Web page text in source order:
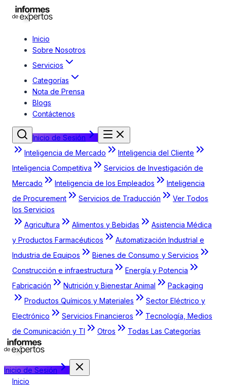
Inicio
Sobre Nosotros
Servicios
Categorías
Nota de Prensa
Blogs
Contáctenos
Inicio de Sesión
Inteligencia de Mercado
Inteligencia del Cliente
Inteligencia Competitiva
Servicios de Investigación de
Mercado
Inteligencia de los Empleados
Inteligencia
de Procurement
Servicios de Traducción
Ver Todos
los Servicios
Agricultura
Alimentos y Bebidas
Asistencia Médica
y Productos Farmacéuticos
Automatización Industrial e
Industria de Equipos
Bienes de Consumo y Servicios
Construcción e infraestructura
Energía y Potencia
Fabricación
Nutrición y Bienestar Animal
Packaging
Productos Químicos y Materiales
Sector Eléctrico y
Electrónico
Servicios Financieros
Tecnología, Medios
de Comunicación y TI
Otros Todas Las Categorías
Inicio de Sesión
Inicio